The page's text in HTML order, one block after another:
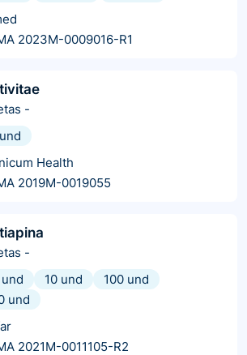
2023M-0009016-R1
-
Health
2019M-0019055
-
10 und
100 und
und
2021M-0011105-R2